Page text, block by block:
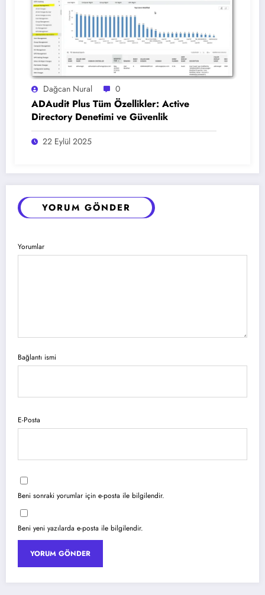
Dağcan Nural 0
ADAudit Plus Tüm Özellikler: Active
Directory Denetimi ve Güvenlik
22 Eylül 2025
YORUM GÖNDER
Yorumlar
Bağlantı ismi
E-Posta
Beni sonraki yorumlar için e-posta ile bilgilendir.
Beni yeni yazılarda e-posta ile bilgilendir.